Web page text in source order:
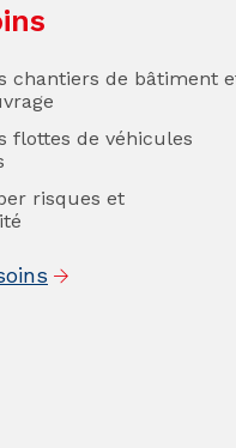
chantiers de bâtiment
flottes de véhicules
risques et